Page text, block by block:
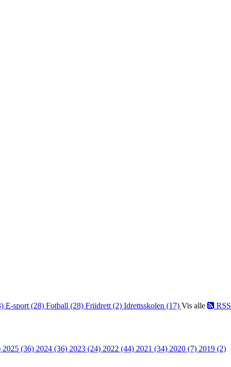
E-sport (28) Fotball (28) Friidrett (2) Idrettsskolen (17) Vis alle RSS
2025 (36) 2024 (36) 2023 (24) 2022 (44) 2021 (34) 2020 (7) 2019 (2)